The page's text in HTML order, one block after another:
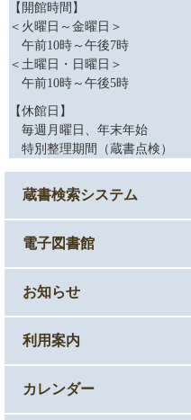
【開館時間】
＜火曜日～金曜日＞
午前10時～午後7時
＜土曜日・日曜日＞
午前10時～午後5時
【休館日】
毎週月曜日、年末年始
特別整理期間（蔵書点検）
蔵書検索システム
電子図書館
お知らせ
利用案内
カレンダー